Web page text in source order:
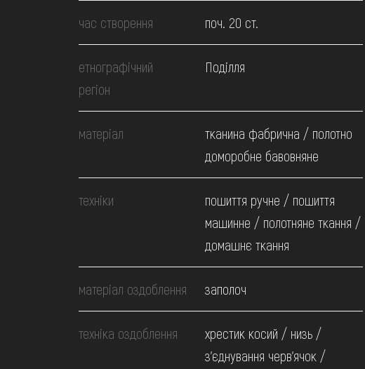
ВІДВІДАТИ
НАВЧИТИСЯ
ПОСЛУГИ
час створення поч. 20 ст.
етнографічний
регіон
Поділля
матеріал
тканина фабрична / полотно
доморобне бавовняне
техніки
пошиття ручне / пошиття
машинне / полотняне ткання /
домашнє ткання
матеріал оздоблення заполоч
техніка оздоблення
хрестик косий / низь /
з'єднування черв'ячок /